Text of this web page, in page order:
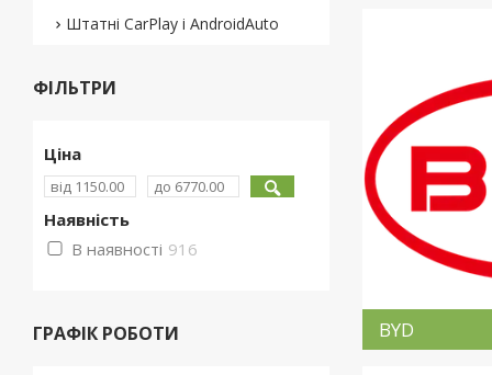
BYD
Штатні CarPlay і AndroidAuto
ФІЛЬТРИ
Ціна
Наявність
В наявності 916
ГРАФІК РОБОТИ